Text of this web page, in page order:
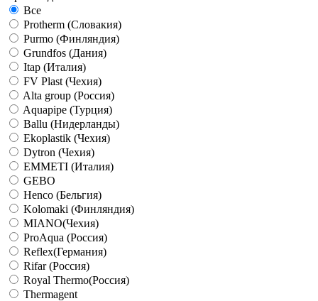
Все
Protherm (Словакия)
Purmo (Финляндия)
Grundfos (Дания)
Itap (Италия)
FV Plast (Чехия)
Alta group (Россия)
Aquapipe (Турция)
Ballu (Нидерланды)
Ekoplastik (Чехия)
Dytron (Чехия)
EMMETI (Италия)
GEBO
Henco (Бельгия)
Kolomaki (Финляндия)
MIANO(Чехия)
ProAqua (Россия)
Reflex(Германия)
Rifar (Россия)
Royal Thermo(Россия)
Thermagent